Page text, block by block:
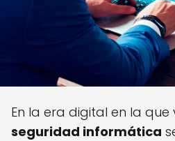
En la era digital en la que
seguridad informática